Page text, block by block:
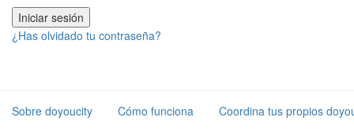
¿Has olvidado tu contraseña?
Sobre doyoucity Cómo funciona Coordina tus propios